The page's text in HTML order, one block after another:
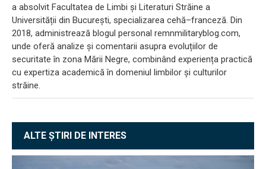
a absolvit Facultatea de Limbi și Literaturi Străine a
Universității din București, specializarea cehă–franceză. Din
2018, administrează blogul personal remnmilitaryblog.com,
unde oferă analize și comentarii asupra evoluțiilor de
securitate în zona Mării Negre, combinând experiența practică
cu expertiza academică în domeniul limbilor și culturilor
străine.
ALTE ȘTIRI DE INTERES